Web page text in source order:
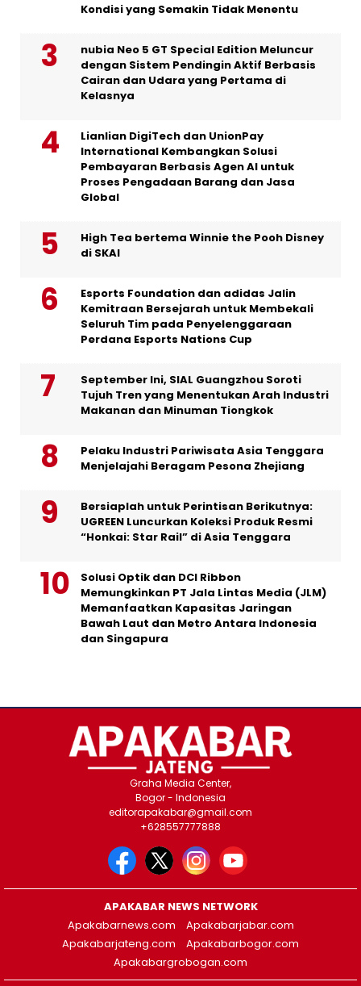
Kondisi yang Semakin Tidak Menentu
nubia Neo 5 GT Special Edition Meluncur
dengan Sistem Pendingin Aktif Berbasis
Cairan dan Udara yang Pertama di
Kelasnya
Lianlian DigiTech dan UnionPay
International Kembangkan Solusi
Pembayaran Berbasis Agen AI untuk
Proses Pengadaan Barang dan Jasa
Global
High Tea bertema Winnie the Pooh Disney
di SKAI
Esports Foundation dan adidas Jalin
Kemitraan Bersejarah untuk Membekali
Seluruh Tim pada Penyelenggaraan
Perdana Esports Nations Cup
September Ini, SIAL Guangzhou Soroti
Tujuh Tren yang Menentukan Arah Industri
Makanan dan Minuman Tiongkok
Pelaku Industri Pariwisata Asia Tenggara
Menjelajahi Beragam Pesona Zhejiang
Bersiaplah untuk Perintisan Berikutnya:
UGREEN Luncurkan Koleksi Produk Resmi
“Honkai: Star Rail” di Asia Tenggara
Solusi Optik dan DCI Ribbon
Memungkinkan PT Jala Lintas Media (JLM)
Memanfaatkan Kapasitas Jaringan
Bawah Laut dan Metro Antara Indonesia
dan Singapura
Graha Media Center,
Bogor - Indonesia
editorapakabar@gmail.com
+628557777888
APAKABAR NEWS NETWORK
Apakabarnews.com
Apakabarjabar.com
Apakabarjateng.com
Apakabarbogor.com
Apakabargrobogan.com